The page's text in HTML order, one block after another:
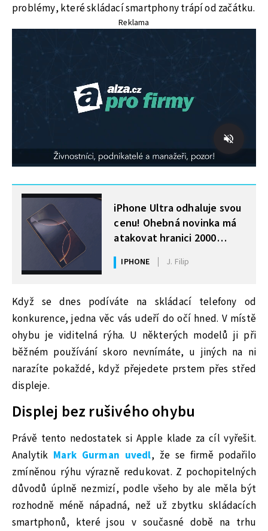
problémy, které skládací smartphony trápí od začátku.
Reklama
MOHLO BY VÁS ZAJÍMAT
iPhone Ultra odhaluje svou
cenu! Ohebná novinka má
atakovat hranici 2000
dolarů
IPHONE J. Filip
Když se dnes podíváte na skládací telefony od
konkurence, jedna věc vás udeří do očí hned. V místě
ohybu je viditelná rýha. U některých modelů ji při
běžném používání skoro nevnímáte, u jiných na ni
narazíte pokaždé, když přejedete prstem přes střed
displeje.
Displej bez rušivého ohybu
Právě tento nedostatek si Apple klade za cíl vyřešit.
Analytik Mark Gurman uvedl, že se firmě podařilo
zmíněnou rýhu výrazně redukovat. Z pochopitelných
důvodů úplně nezmizí, podle všeho by ale měla být
rozhodně méně nápadná, než už zbytku skládacích
smartphonů, které jsou v současné době na trhu